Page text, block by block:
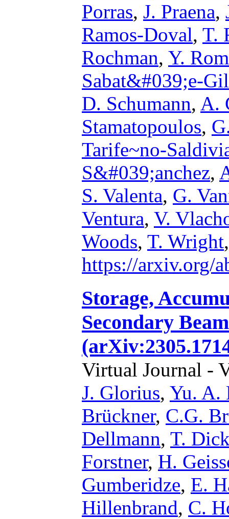
Porras, J. Praena,
Ramos-Doval, T.
Rochman, Y.
Sabat&#039;e-
D. Schumann, A.
Stamatopoulos,
Tarife~no-
S&#039;anchez,
S. Valenta, G.
Ventura, V.
Woods, T. Wright
https://arxiv.org/
Storage,
Secondary
Virtual Journal -
J. Glorius, Yu. A.
Brückner, C.G.
Dellmann, T.
Forstner, H.
Gumberidze, E.
Hillenbrand, C.